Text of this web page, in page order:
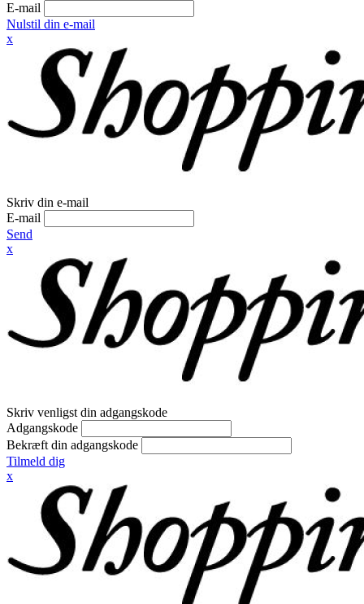
E-mail
Nulstil din e-mail
x
Skriv din e-mail
E-mail
Send
x
Skriv venligst din adgangskode
Adgangskode
Bekræft din adgangskode
Tilmeld dig
x